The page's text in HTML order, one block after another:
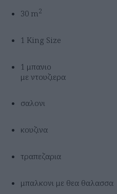
30 m2
1 King Size
1 μπανιο
με ντουζιερα
σαλονι
κουζινα
τραπεζαρια
μπαλκονι με θεα θαλασσα